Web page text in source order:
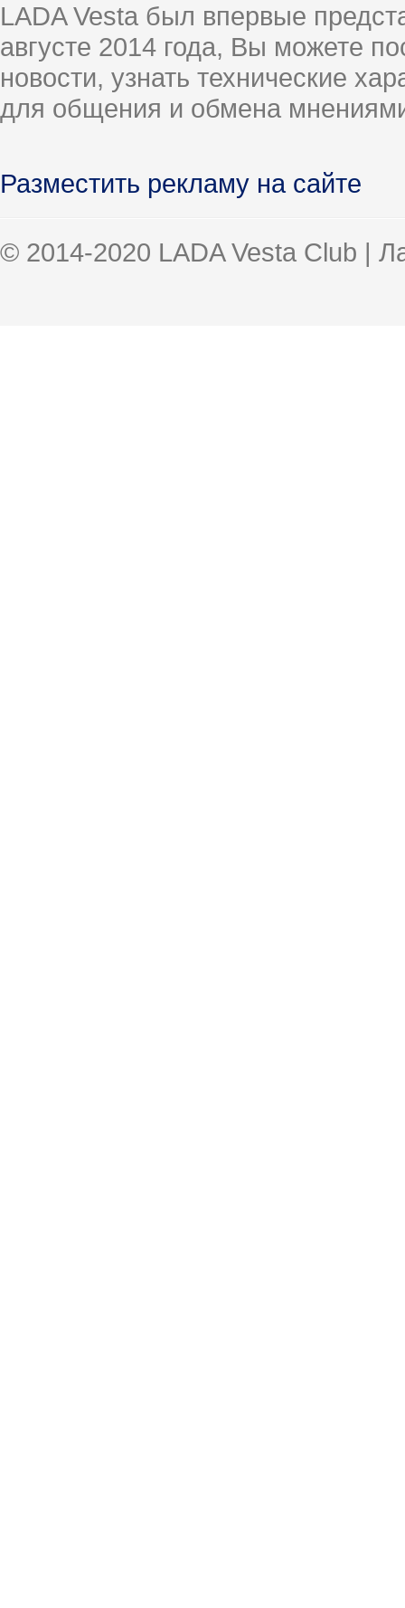
LADA Vesta был впервые
августе 2014 года, Вы можете
новости, узнать технические
для общения и обмена
Разместить рекламу на сайте
© 2014-2020 LADA Vesta Club |